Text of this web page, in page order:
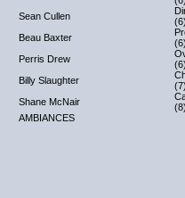
Sean Cullen
(6)
Beau Baxter
(6)
Perris Drew
(6)
Billy Slaughter
(7)
Shane McNair
(8)
AMBIANCES